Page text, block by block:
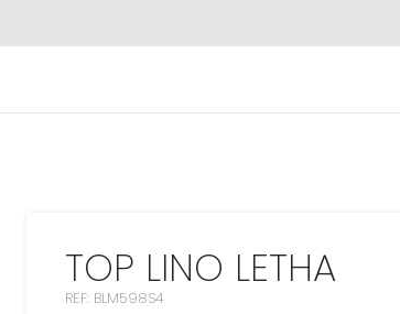
TOP LINO LETHA
REF: BLM598S4